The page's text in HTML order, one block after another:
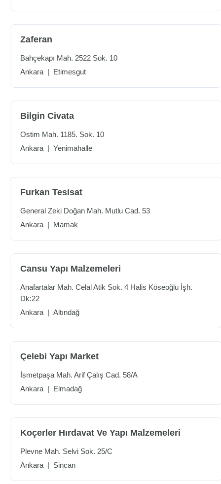
Zaferan
Bahçekapı Mah. 2522 Sok. 10
Ankara | Etimesgut
Bilgin Civata
Ostim Mah. 1185. Sok. 10
Ankara | Yenimahalle
Furkan Tesisat
General Zeki Doğan Mah. Mutlu Cad. 53
Ankara | Mamak
Cansu Yapı Malzemeleri
Anafartalar Mah. Celal Atik Sok. 4 Halis Köseoğlu İşh.
Dk:22
Ankara | Altındağ
Çelebi Yapı Market
İsmetpaşa Mah. Arif Çalış Cad. 58/A
Ankara | Elmadağ
Koçerler Hırdavat Ve Yapı Malzemeleri
Plevne Mah. Selvi Sok. 25/C
Ankara | Sincan